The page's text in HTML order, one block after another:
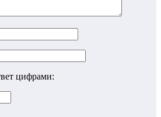
цифрами: